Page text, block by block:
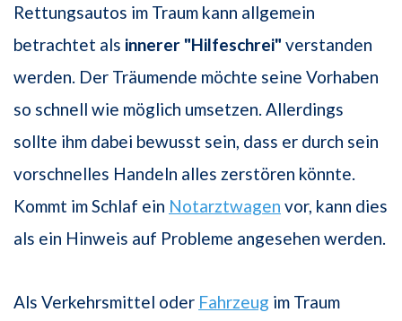
Rettungsautos im Traum kann allgemein
betrachtet als innerer "Hilfeschrei" verstanden
werden. Der Träumende möchte seine Vorhaben
so schnell wie möglich umsetzen. Allerdings
sollte ihm dabei bewusst sein, dass er durch sein
vorschnelles Handeln alles zerstören könnte.
Kommt im Schlaf ein Notarztwagen vor, kann dies
als ein Hinweis auf Probleme angesehen werden.
Als Verkehrsmittel oder Fahrzeug im Traum